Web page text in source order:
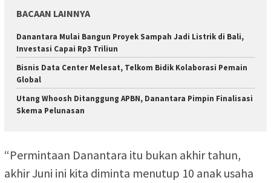
BACAAN LAINNYA
Danantara Mulai Bangun Proyek Sampah Jadi Listrik di Bali,
Investasi Capai Rp3 Triliun
Bisnis Data Center Melesat, Telkom Bidik Kolaborasi Pemain
Global
Utang Whoosh Ditanggung APBN, Danantara Pimpin Finalisasi
Skema Pelunasan
“Permintaan Danantara itu bukan akhir tahun,
akhir Juni ini kita diminta menutup 10 anak usaha